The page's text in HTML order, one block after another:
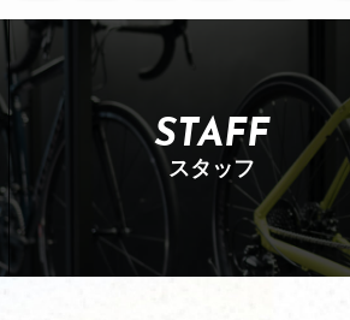
STAFF
スタッフ